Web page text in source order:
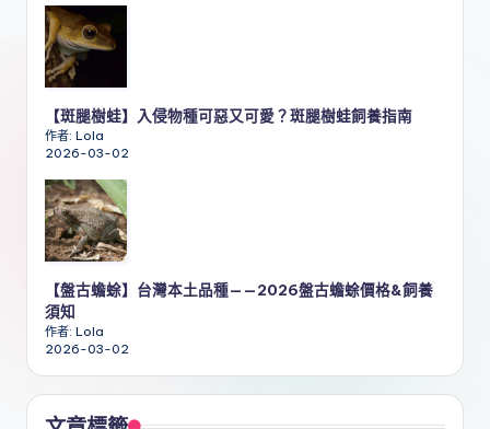
【斑腿樹蛙】入侵物種可惡又可愛？斑腿樹蛙飼養指南
作者: Lola
2026-03-02
【盤古蟾蜍】台灣本土品種——2026盤古蟾蜍價格&飼養
須知
作者: Lola
2026-03-02